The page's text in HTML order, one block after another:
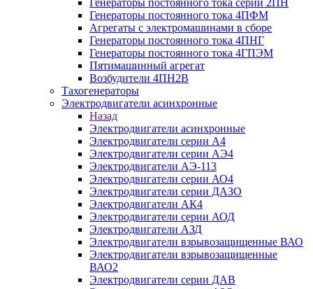
Генераторы постоянного тока серии 2ПН
Генераторы постоянного тока 4ПФМ
Агрегаты с электромашинами в сборе
Генераторы постоянного тока 4ПНГ
Генераторы постоянного тока 4ГПЭМ
Пятимашинный агрегат
Возбудители 4ПН2В
Тахогенераторы
Электродвигатели асинхронные
Назад
Электродвигатели асинхронные
Электродвигатели серии А4
Электродвигатели серии АЭ4
Электродвигатели АЭ-113
Электродвигатели серии АО4
Электродвигатели серии ДАЗО
Электродвигатели АК4
Электродвигатели серии АОД
Электродвигатели АЗД
Электродвигатели взрывозащищенные ВАО
Электродвигатели взрывозащищенные
ВАО2
Электродвигатели серии ДАВ